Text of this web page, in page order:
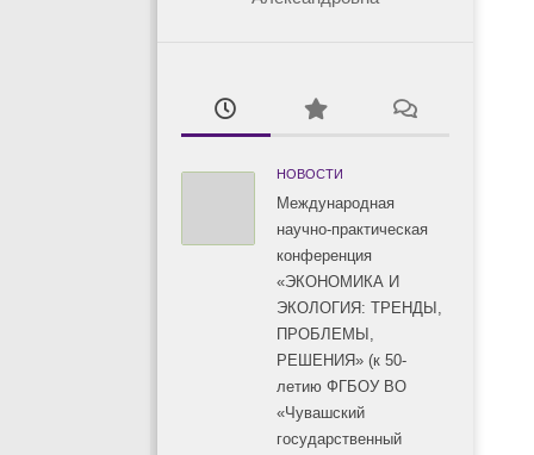
НОВОСТИ
Международная
научно-практическая
конференция
«ЭКОНОМИКА И
ЭКОЛОГИЯ: ТРЕНДЫ,
ПРОБЛЕМЫ,
РЕШЕНИЯ» (к 50-
летию ФГБОУ ВО
«Чувашский
государственный